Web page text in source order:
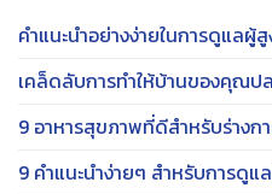
คำแนะนำอย่างง่ายในการดูแลผู้
เคล็ดลับการทำให้บ้านของคุณป
9 อาหารสุขภาพที่ดีสำหรับร่างก
9 คำแนะนำง่ายๆ สำหรับการดู